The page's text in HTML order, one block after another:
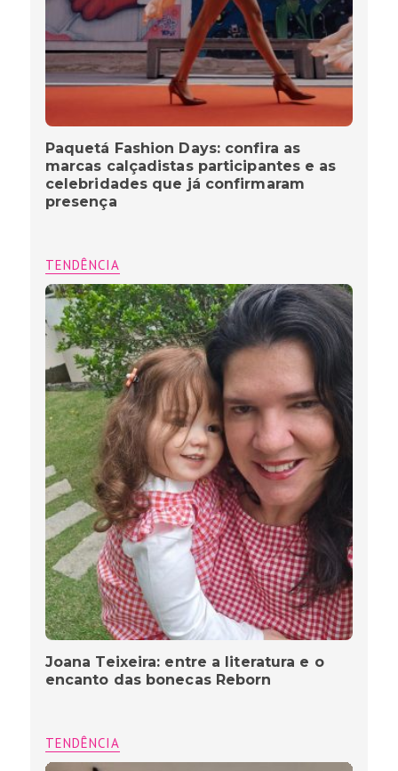
Paquetá Fashion Days: confira as
marcas calçadistas participantes e as
celebridades que já confirmaram
presença
TENDÊNCIA
Joana Teixeira: entre a literatura e o
encanto das bonecas Reborn
TENDÊNCIA